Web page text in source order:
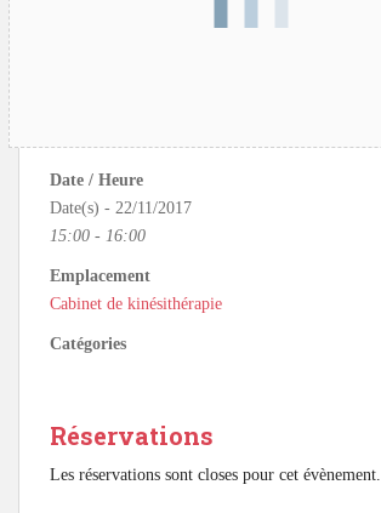
Date / Heure
Date(s) - 22/11/2017
15:00 - 16:00
Emplacement
Cabinet de kinésithérapie
Catégories
Réservations
Les réservations sont closes pour cet évènement.